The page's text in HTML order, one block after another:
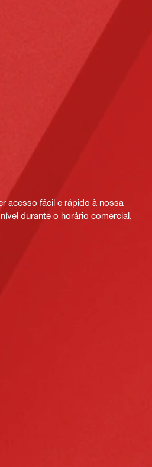
acesso fácil e rápido à nossa
durante o horário comercial,